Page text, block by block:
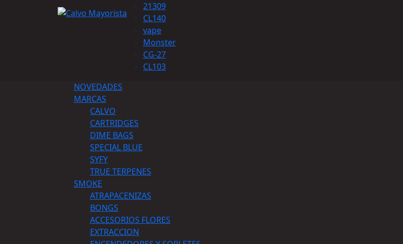
21309
CL140
vape
Monster
CG-27
CL103
NOVEDADES
MARCAS
CALVO
CARTRIDGES
DIME BAGS
SPECIAL BLUE
SYFY
TRUE TERPENES
SMOKE
ATRAPACENIZAS
BONGS
ACCESORIOS FLORES
EXTRACCION